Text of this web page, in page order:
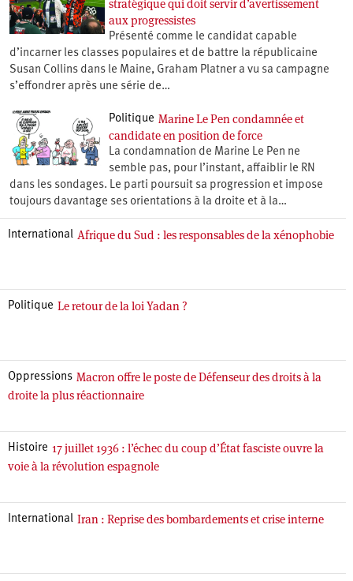
stratégique qui doit servir d’avertissement
aux progressistes
Présenté comme le candidat capable
d’incarner les classes populaires et de battre la républicaine
Susan Collins dans le Maine, Graham Platner a vu sa campagne
s’effondrer après une série de…
Politique Marine Le Pen condamnée et
candidate en position de force
La condamnation de Marine Le Pen ne
semble pas, pour l’instant, affaiblir le RN
dans les sondages. Le parti poursuit sa progression et impose
toujours davantage ses orientations à la droite et à la…
International Afrique du Sud : les responsables de la xénophobie
Politique Le retour de la loi Yadan ?
Oppressions Macron offre le poste de Défenseur des droits à la
droite la plus réactionnaire
Histoire 17 juillet 1936 : l’échec du coup d’État fasciste ouvre la
voie à la révolution espagnole
International Iran : Reprise des bombardements et crise interne